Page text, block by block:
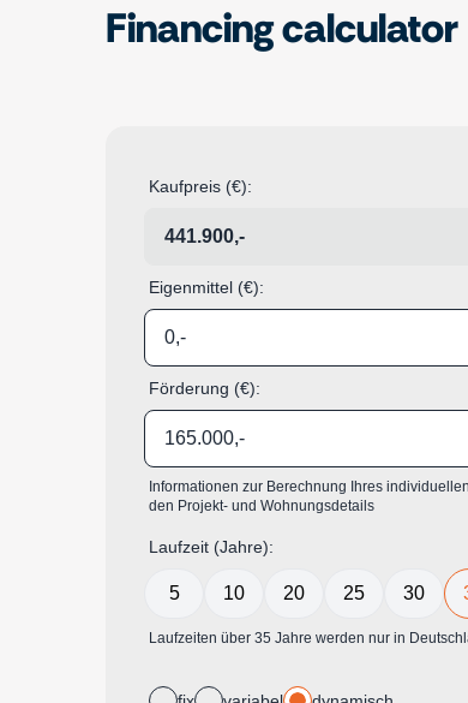
Financing calculator